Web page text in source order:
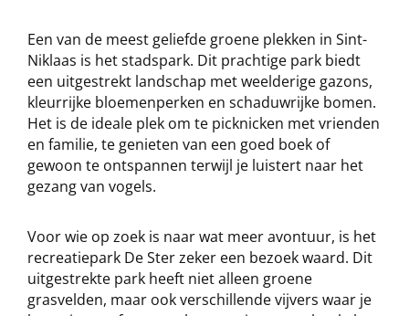
Een van de meest geliefde groene plekken in Sint-
Niklaas is het stadspark. Dit prachtige park biedt
een uitgestrekt landschap met weelderige gazons,
kleurrijke bloemenperken en schaduwrijke bomen.
Het is de ideale plek om te picknicken met vrienden
en familie, te genieten van een goed boek of
gewoon te ontspannen terwijl je luistert naar het
gezang van vogels.
Voor wie op zoek is naar wat meer avontuur, is het
recreatiepark De Ster zeker een bezoek waard. Dit
uitgestrekte park heeft niet alleen groene
grasvelden, maar ook verschillende vijvers waar je